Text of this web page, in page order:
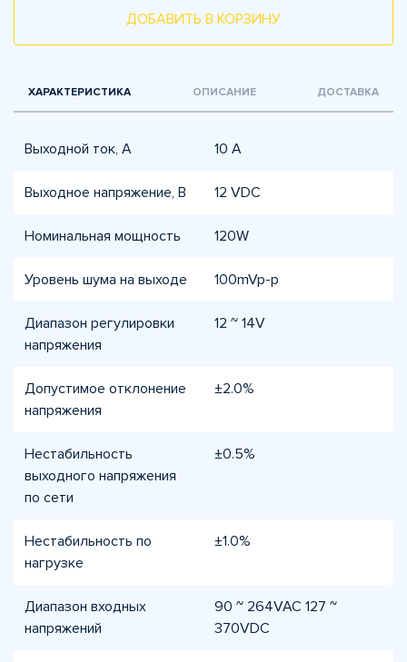
ДОБАВИТЬ В КОРЗИНУ
ХАРАКТЕРИСТИКА ОПИСАНИЕ ДОСТАВКА
Выходной ток, А 10 A
Выходное напряжение, В 12 VDC
Номинальная мощность 120W
Уровень шума на выходе 100mVp-p
Диапазон регулировки
напряжения
12 ~ 14V
Допустимое отклонение
напряжения
±2.0%
Нестабильность
выходного напряжения
по сети
±0.5%
Нестабильность по
нагрузке
±1.0%
Диапазон входных
напряжений
90 ~ 264VAC 127 ~
370VDC